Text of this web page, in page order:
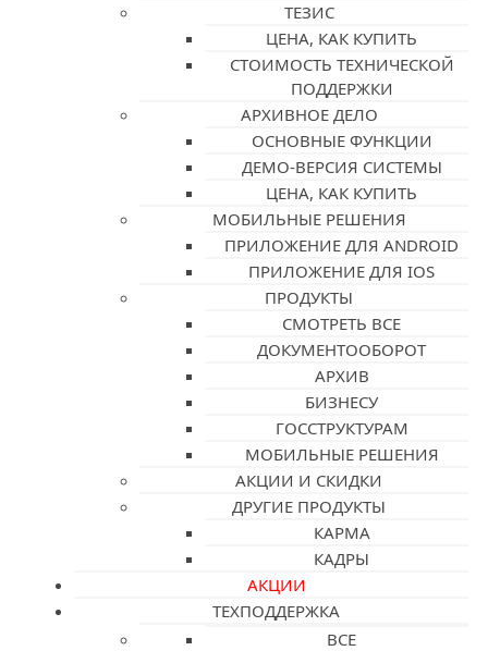
ТЕЗИС
ЦЕНА, КАК КУПИТЬ
СТОИМОСТЬ ТЕХНИЧЕСКОЙ
ПОДДЕРЖКИ
АРХИВНОЕ ДЕЛО
ОСНОВНЫЕ ФУНКЦИИ
ДЕМО-ВЕРСИЯ СИСТЕМЫ
ЦЕНА, КАК КУПИТЬ
МОБИЛЬНЫЕ РЕШЕНИЯ
ПРИЛОЖЕНИЕ ДЛЯ ANDROID
ПРИЛОЖЕНИЕ ДЛЯ IOS
ПРОДУКТЫ
СМОТРЕТЬ ВСЕ
ДОКУМЕНТООБОРОТ
АРХИВ
БИЗНЕСУ
ГОССТРУКТУРАМ
МОБИЛЬНЫЕ РЕШЕНИЯ
АКЦИИ И СКИДКИ
ДРУГИЕ ПРОДУКТЫ
КАРМА
КАДРЫ
АКЦИИ
ТЕХПОДДЕРЖКА
ВСЕ